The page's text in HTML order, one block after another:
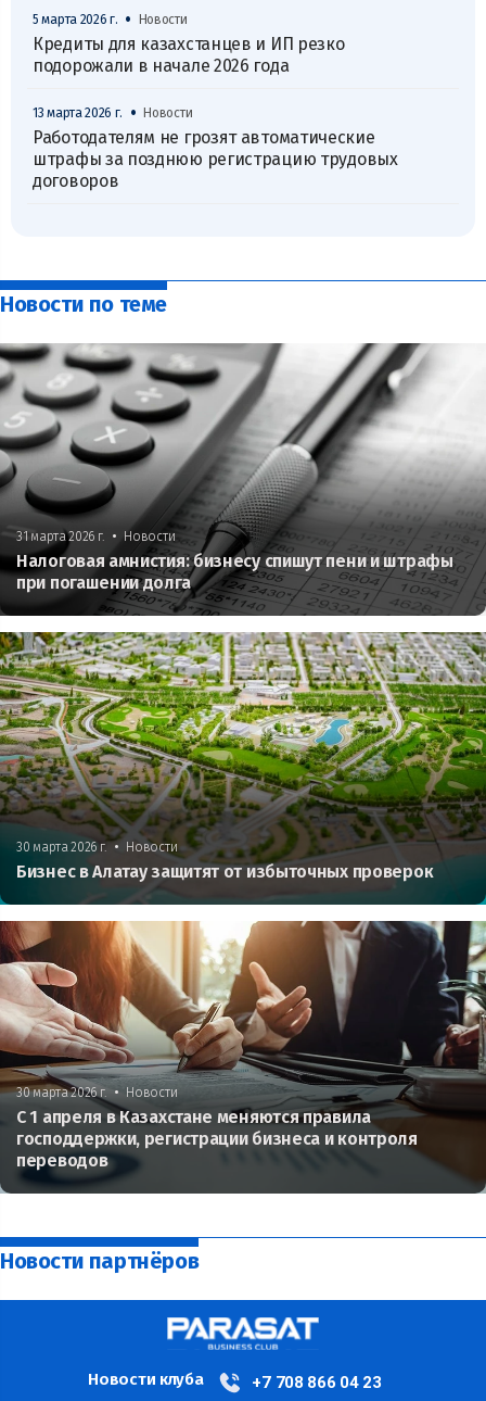
5 марта 2026 г. • Новости
Кредиты для казахстанцев и ИП резко
подорожали в начале 2026 года
13 марта 2026 г. • Новости
Работодателям не грозят автоматические
штрафы за позднюю регистрацию трудовых
договоров
Новости по теме
31 марта 2026 г. • Новости
Налоговая амнистия: бизнесу спишут пени и штрафы
при погашении долга
30 марта 2026 г. • Новости
Бизнес в Алатау защитят от избыточных проверок
30 марта 2026 г. • Новости
С 1 апреля в Казахстане меняются правила
господдержки, регистрации бизнеса и контроля
переводов
Новости партнёров
Новости клуба
+7 708 866 04 23